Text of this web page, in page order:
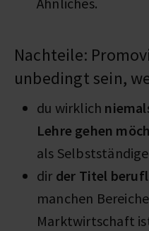
Nachteile:
unbedingt sein,
du wirklich
Lehre gehen
als
dir der Titel
manchen
Marktwirtschaft